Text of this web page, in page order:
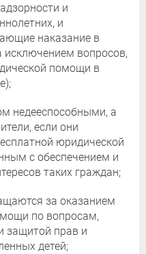
и
и
наказание в
вопросов,
помощи в
недееспособными, а
если они
юридической
с обеспечением и
таких граждан;
за оказанием
по вопросам,
защитой прав и
детей;